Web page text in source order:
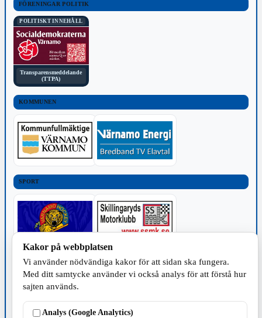
FÖRENINGAR POLITIK
POLITISKT INNEHÅLL
Transparensmeddelande
(TTPA)
KOMMUNEN
SPORT
TILLVERKNING
Kakor på webbplatsen
Vi använder nödvändiga kakor för att sidan ska fungera.
Med ditt samtycke använder vi också analys för att förstå hur
sajten används.
Analys (Google Analytics)